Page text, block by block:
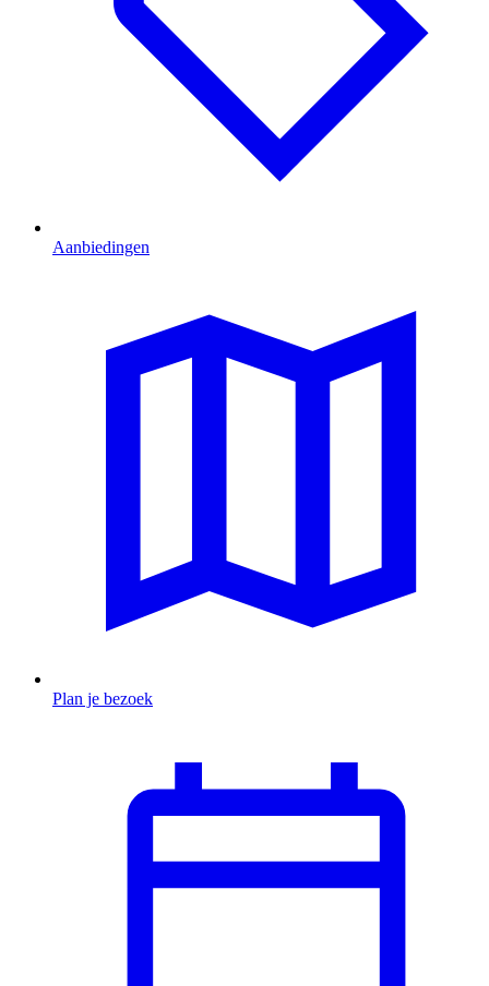
Aanbiedingen
Plan je bezoek